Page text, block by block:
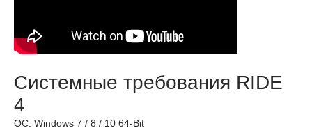
Системные требования RIDE
4
ОС: Windows 7 / 8 / 10 64-Bit